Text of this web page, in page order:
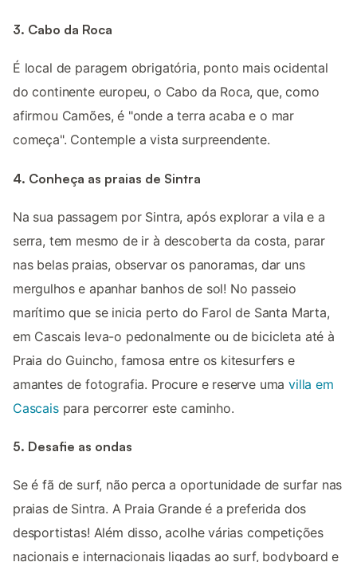
3. Cabo da Roca
É local de paragem obrigatória, ponto mais ocidental
do continente europeu, o Cabo da Roca, que, como
afirmou Camões, é "onde a terra acaba e o mar
começa". Contemple a vista surpreendente.
4. Conheça as praias de Sintra
Na sua passagem por Sintra, após explorar a vila e a
serra, tem mesmo de ir à descoberta da costa, parar
nas belas praias, observar os panoramas, dar uns
mergulhos e apanhar banhos de sol! No passeio
marítimo que se inicia perto do Farol de Santa Marta,
em Cascais leva-o pedonalmente ou de bicicleta até à
Praia do Guincho, famosa entre os kitesurfers e
amantes de fotografia. Procure e reserve umavilla em
Cascaispara percorrer este caminho.
5. Desafie as ondas
Se é fã de surf, não perca a oportunidade de surfar nas
praias de Sintra. A Praia Grande é a preferida dos
desportistas! Além disso, acolhe várias competições
nacionais e internacionais ligadas ao surf, bodyboard e